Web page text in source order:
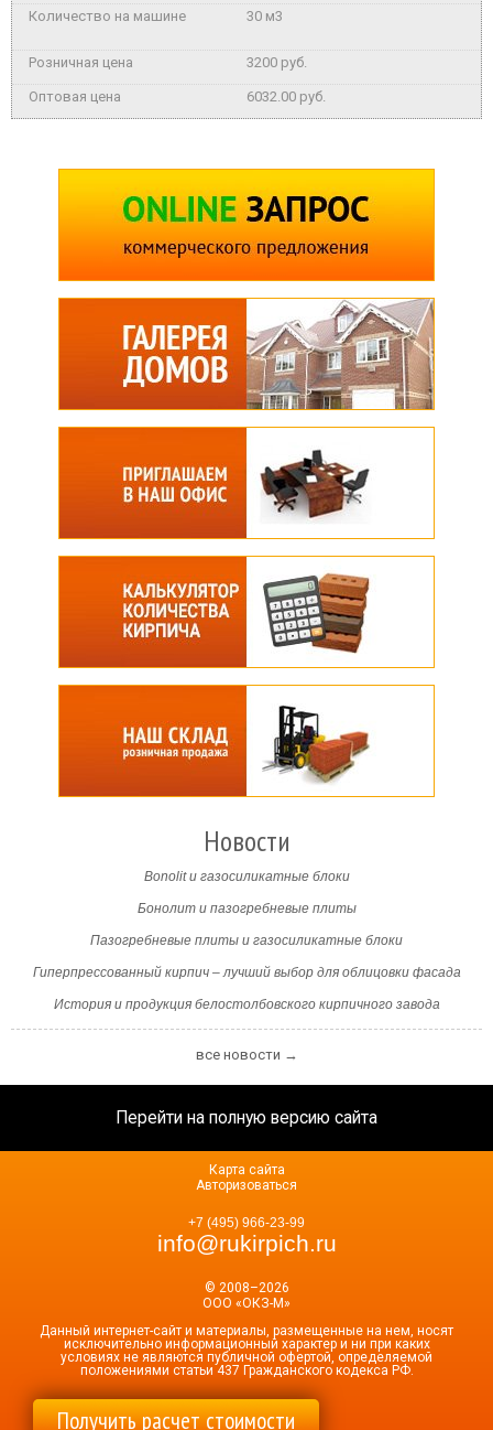
30 м3
3200 руб.
6032.00 руб.
Новости
Bonolit и газосиликатные блоки
Бонолит и пазогребневые плиты
Пазогребневые плиты и газосиликатные блоки
Гиперпрессованный кирпич – лучший выбор для облицовки фасада
История и продукция белостолбовского кирпичного завода
все новости →
Перейти на полную версию сайта
© 2008–2026
ООО «ОКЗ-М»
Данный интернет-сайт и материалы, размещенные на нем, носят
исключительно информационный характер и ни при каких
условиях не являются публичной офертой, определяемой
положениями статьи 437 Гражданского кодекса РФ.
+7 (495) 966-23-99
info@rukirpich.ru
Карта сайта
Авторизоваться
Получить расчет стоимости